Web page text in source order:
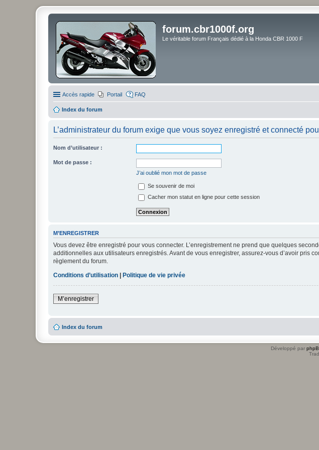
forum.cbr1000f.org
Le véritable forum Français dédié à la Honda CBR 1000 F
Accès rapide Portail FAQ
Index du forum
L’administrateur du forum exige que vous soyez enregistré et connecté
Nom d’utilisateur :
Mot de passe :
J’ai oublié mon mot de passe
Se souvenir de moi
Cacher mon statut en ligne pour cette session
M’ENREGISTRER
Vous devez être enregistré pour vous connecter. L’enregistrement ne prend que quelques
additionnelles aux utilisateurs enregistrés. Avant de vous enregistrer, assurez-vous d’avoir pris
règlement du forum.
Conditions d’utilisation | Politique de vie privée
M’enregistrer
Index du forum
Développé par